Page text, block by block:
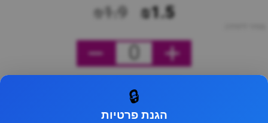
₪1.5
₪1.9
0
🔒
הגנת פרטיות